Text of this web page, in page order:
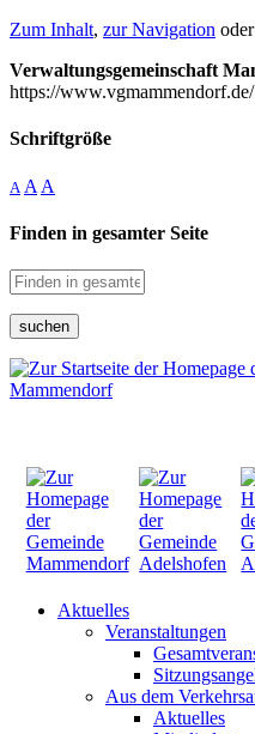
Zum Inhalt, zur Navigation oder
Verwaltungsgemeinschaft
https://www.vgmammendorf.de/
Schriftgröße
A A A
Finden in gesamter Seite
suchen
Aktuelles
Veranstaltungen
Aus dem
Aktuelles